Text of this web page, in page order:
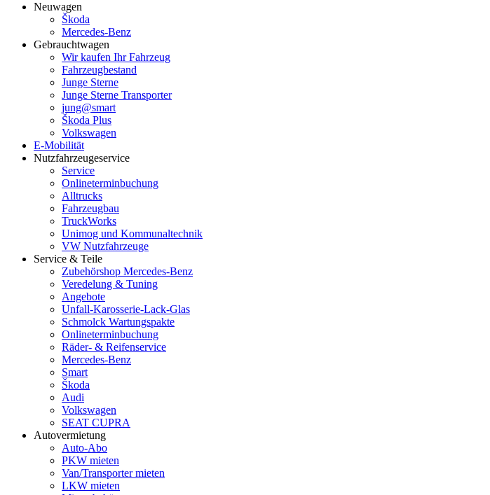
Neuwagen
Škoda
Mercedes-Benz
Gebrauchtwagen
Wir kaufen Ihr Fahrzeug
Fahrzeugbestand
Junge Sterne
Junge Sterne Transporter
jung@smart
Škoda Plus
Volkswagen
E-Mobilität
Nutzfahrzeugeservice
Service
Onlineterminbuchung
Alltrucks
Fahrzeugbau
TruckWorks
Unimog und Kommunaltechnik
VW Nutzfahrzeuge
Service & Teile
Zubehörshop Mercedes-Benz
Veredelung & Tuning
Angebote
Unfall-Karosserie-Lack-Glas
Schmolck Wartungspakte
Onlineterminbuchung
Räder- & Reifenservice
Mercedes-Benz
Smart
Škoda
Audi
Volkswagen
SEAT CUPRA
Autovermietung
Auto-Abo
PKW mieten
Van/Transporter mieten
LKW mieten